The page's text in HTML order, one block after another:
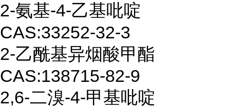
2-氨基-4-乙基吡啶
CAS:33252-32-3
2-乙酰基异烟酸甲酯
CAS:138715-82-9
2,6-二溴-4-甲基吡啶